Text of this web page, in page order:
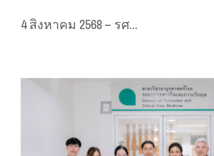
4 สิงหาคม 2568 – รศ...